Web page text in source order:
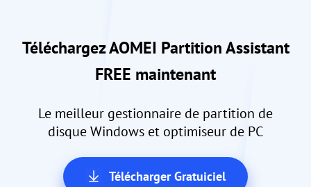
Téléchargez AOMEI Partition Assistant
FREE maintenant
Le meilleur gestionnaire de partition de
disque Windows et optimiseur de PC
Télécharger Gratuiciel